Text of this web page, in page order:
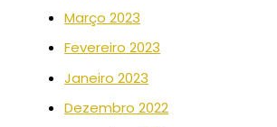
Março 2023
Fevereiro 2023
Janeiro 2023
Dezembro 2022